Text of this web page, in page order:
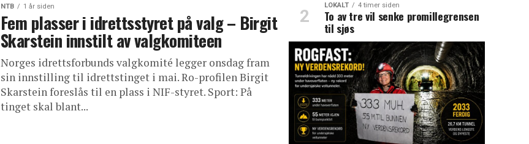
NTB 1 år siden
Fem plasser i idrettsstyret på valg – Birgit
Skarstein innstilt av valgkomiteen
Norges idrettsforbunds valgkomité legger onsdag fram
sin innstilling til idrettstinget i mai. Ro-profilen Birgit
Skarstein foreslås til en plass i NIF-styret. Sport: På
tinget skal blant...
LOKALT 4 timer siden
To av tre vil senke promillegrensen
til sjøs